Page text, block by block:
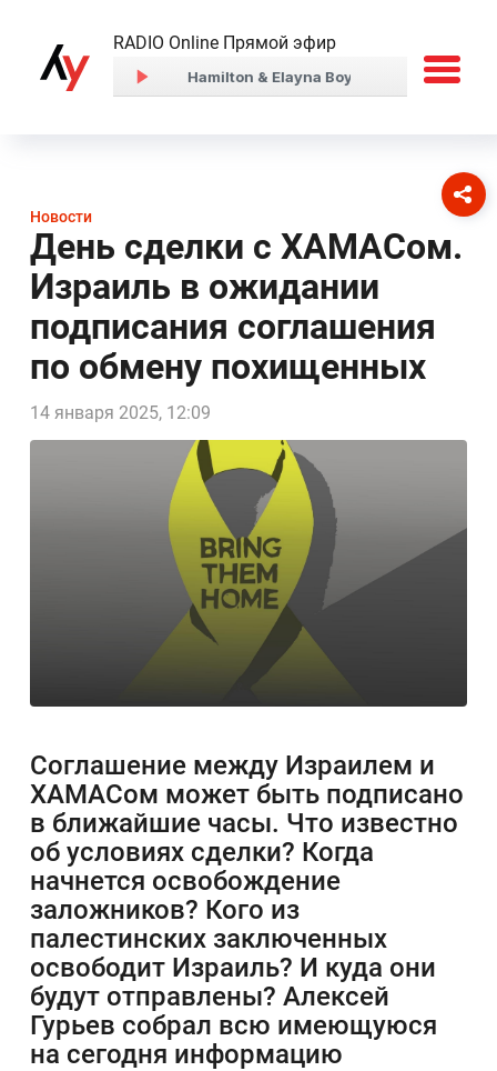
RADIO Online Прямой эфир
Новости
День сделки с ХАМАСом.
Израиль в ожидании
подписания соглашения
по обмену похищенных
14 января 2025, 12:09
Соглашение между Израилем и
ХАМАСом может быть подписано
в ближайшие часы. Что известно
об условиях сделки? Когда
начнется освобождение
заложников? Кого из
палестинских заключенных
освободит Израиль? И куда они
будут отправлены? Алексей
Гурьев собрал всю имеющуюся
на сегодня информацию